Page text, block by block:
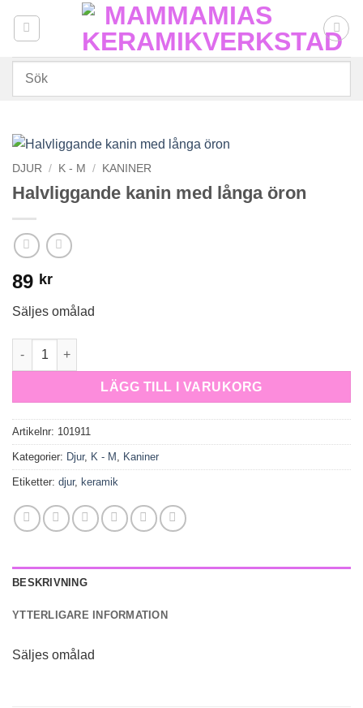
DJUR / K - M / KANINER
Halvliggande kanin med långa öron
89 kr
Säljes omålad
Halvliggande kanin med långa öron mängd
LÄGG TILL I VARUKORG
Artikelnr: 101911
Kategorier: Djur, K - M , Kaniner
Etiketter: djur, keramik
BESKRIVNING
YTTERLIGARE INFORMATION
Säljes omålad